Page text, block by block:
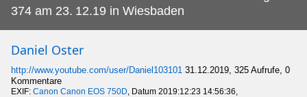
374 am 23. 12.19 in Wiesbaden
Daniel Oster
http://www.youtube.com/user/Daniel103101 31.12.2019, 325 Aufrufe, 0
Kommentare
EXIF: Canon Canon EOS 750D, Datum 2019:12:23 14:56:36,